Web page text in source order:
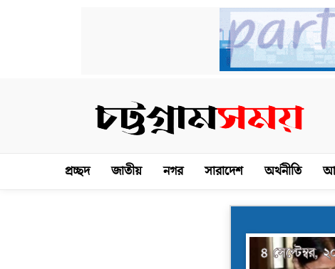
প্রচ্ছদ জাতীয় নগর সারাদেশ অর্থনীতি
৪ সেপ্টেম্বর,